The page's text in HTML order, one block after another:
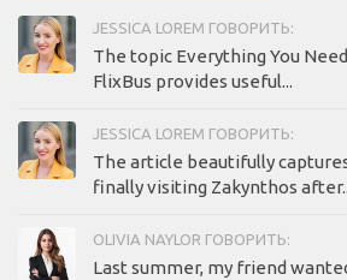
JESSICA LOREM ГОВОРИТЬ:
The topic Everything You
FlixBus provides useful...
JESSICA LOREM ГОВОРИТЬ:
The article beautifully
finally visiting Zakynthos
OLIVIA NAYLOR ГОВОРИТЬ:
Last summer, my friend